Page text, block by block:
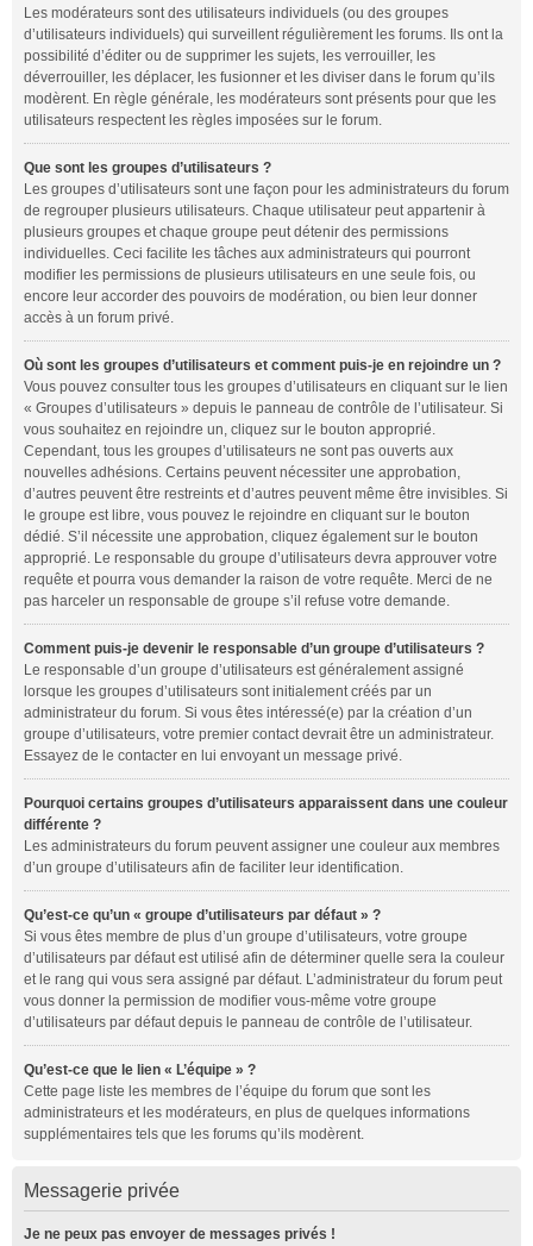
Les modérateurs sont des utilisateurs individuels (ou des groupes
d’utilisateurs individuels) qui surveillent régulièrement les forums. Ils ont la
possibilité d’éditer ou de supprimer les sujets, les verrouiller, les
déverrouiller, les déplacer, les fusionner et les diviser dans le forum qu’ils
modèrent. En règle générale, les modérateurs sont présents pour que les
utilisateurs respectent les règles imposées sur le forum.
Que sont les groupes d’utilisateurs ?
Les groupes d’utilisateurs sont une façon pour les administrateurs du forum
de regrouper plusieurs utilisateurs. Chaque utilisateur peut appartenir à
plusieurs groupes et chaque groupe peut détenir des permissions
individuelles. Ceci facilite les tâches aux administrateurs qui pourront
modifier les permissions de plusieurs utilisateurs en une seule fois, ou
encore leur accorder des pouvoirs de modération, ou bien leur donner
accès à un forum privé.
Où sont les groupes d’utilisateurs et comment puis-je en rejoindre un ?
Vous pouvez consulter tous les groupes d’utilisateurs en cliquant sur le lien
« Groupes d’utilisateurs » depuis le panneau de contrôle de l’utilisateur. Si
vous souhaitez en rejoindre un, cliquez sur le bouton approprié.
Cependant, tous les groupes d’utilisateurs ne sont pas ouverts aux
nouvelles adhésions. Certains peuvent nécessiter une approbation,
d’autres peuvent être restreints et d’autres peuvent même être invisibles. Si
le groupe est libre, vous pouvez le rejoindre en cliquant sur le bouton
dédié. S’il nécessite une approbation, cliquez également sur le bouton
approprié. Le responsable du groupe d’utilisateurs devra approuver votre
requête et pourra vous demander la raison de votre requête. Merci de ne
pas harceler un responsable de groupe s’il refuse votre demande.
Comment puis-je devenir le responsable d’un groupe d’utilisateurs ?
Le responsable d’un groupe d’utilisateurs est généralement assigné
lorsque les groupes d’utilisateurs sont initialement créés par un
administrateur du forum. Si vous êtes intéressé(e) par la création d’un
groupe d’utilisateurs, votre premier contact devrait être un administrateur.
Essayez de le contacter en lui envoyant un message privé.
Pourquoi certains groupes d’utilisateurs apparaissent dans une couleur
différente ?
Les administrateurs du forum peuvent assigner une couleur aux membres
d’un groupe d’utilisateurs afin de faciliter leur identification.
Qu’est-ce qu’un « groupe d’utilisateurs par défaut » ?
Si vous êtes membre de plus d’un groupe d’utilisateurs, votre groupe
d’utilisateurs par défaut est utilisé afin de déterminer quelle sera la couleur
et le rang qui vous sera assigné par défaut. L’administrateur du forum peut
vous donner la permission de modifier vous-même votre groupe
d’utilisateurs par défaut depuis le panneau de contrôle de l’utilisateur.
Qu’est-ce que le lien « L’équipe » ?
Cette page liste les membres de l’équipe du forum que sont les
administrateurs et les modérateurs, en plus de quelques informations
supplémentaires tels que les forums qu’ils modèrent.
Messagerie privée
Je ne peux pas envoyer de messages privés !